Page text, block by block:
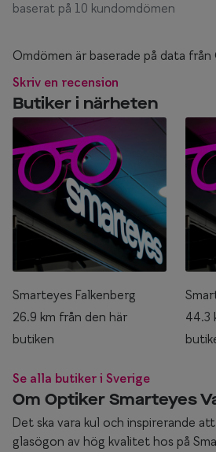
baserat på 10 kundomdömen
Omdömen är baserade på data från
Skriv en recension
Butiker i närheten
Smarteyes Falkenberg
26.9 km från den här
butiken
44.3
Se alla butiker i Sverige
Om Optiker Smarteyes
Det ska vara kul och inspirerande
glasögon av hög kvalitet hos på